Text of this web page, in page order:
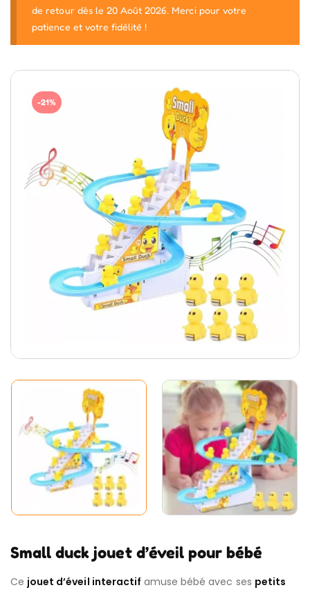
de retour dès le 20 Août 2026. Merci pour votre
patience et votre fidélité !
-21%
Small duck jouet d’éveil pour bébé
Ce jouet d’éveil interactif amuse bébé avec ses petits